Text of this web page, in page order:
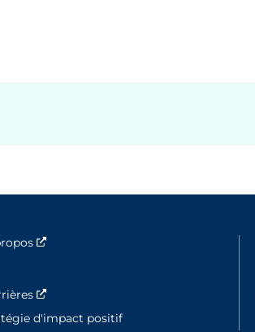
d'impact positif